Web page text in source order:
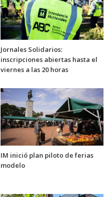
Jornales Solidarios:
inscripciones abiertas hasta el
viernes a las 20 horas
IM inició plan piloto de ferias
modelo